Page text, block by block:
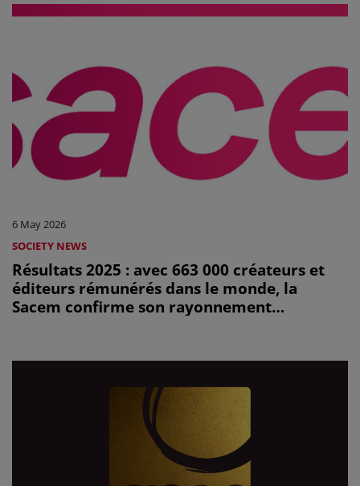
6 May 2026
SOCIETY NEWS
Résultats 2025 : avec 663 000 créateurs et
éditeurs rémunérés dans le monde, la
Sacem confirme son rayonnement